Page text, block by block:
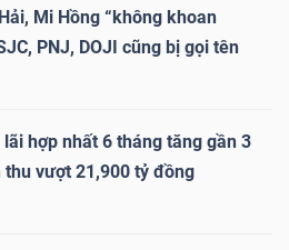
Mi Hồng “không khoan
PNJ, DOJI cũng bị gọi tên
lãi hợp nhất 6 tháng tăng gần 3
thu vượt 21,900 tỷ đồng